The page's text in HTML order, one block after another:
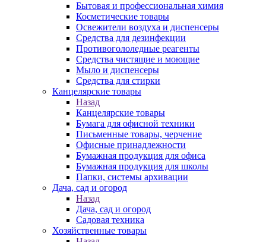
Бытовая и профессиональная химия
Косметические товары
Освежители воздуха и диспенсеры
Средства для дезинфекции
Противогололедные реагенты
Средства чистящие и моющие
Мыло и диспенсеры
Средства для стирки
Канцелярские товары
Назад
Канцелярские товары
Бумага для офисной техники
Письменные товары, черчение
Офисные принадлежности
Бумажная продукция для офиса
Бумажная продукция для школы
Папки, системы архивации
Дача, сад и огород
Назад
Дача, сад и огород
Садовая техника
Хозяйственные товары